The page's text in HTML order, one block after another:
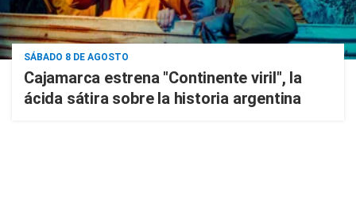
SÁBADO 8 DE AGOSTO
Cajamarca estrena "Continente viril", la
ácida sátira sobre la historia argentina